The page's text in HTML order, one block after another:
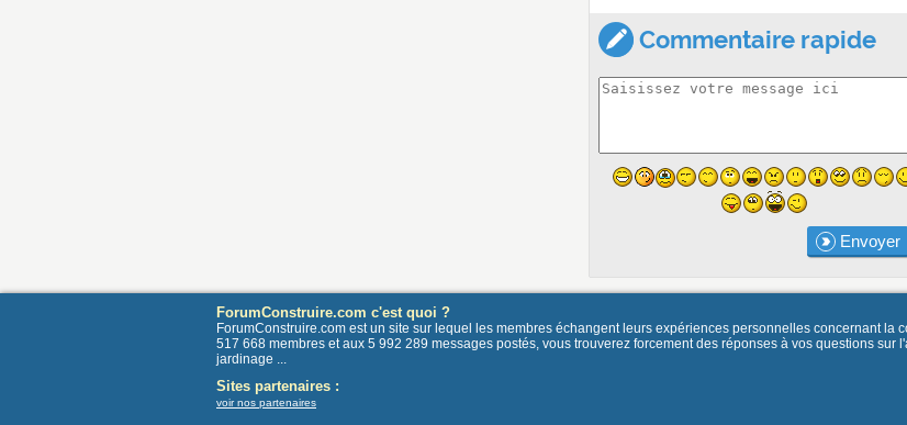
Commentaire rapide
Envoyer
ForumConstruire.com c'est quoi ?
ForumConstruire.com est un site sur lequel les membres échangent leurs expériences personnelles concernant la
517 668 membres et aux 5 992 289 messages postés, vous trouverez forcement des réponses à vos questions sur
jardinage ...
Sites partenaires :
voir nos partenaires